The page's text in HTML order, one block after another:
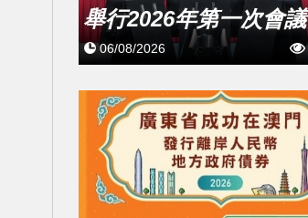
舉行2026年第一次會議
06/08/2026